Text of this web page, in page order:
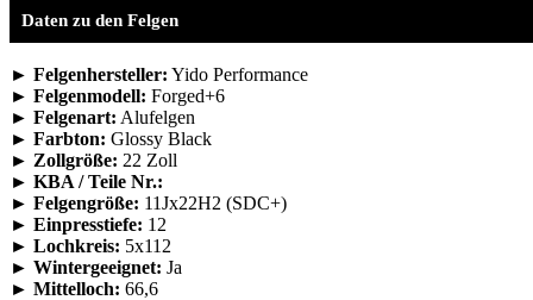
Daten zu den Felgen
► Felgenhersteller: Yido Performance
► Felgenmodell: Forged+6
► Felgenart: Alufelgen
► Farbton: Glossy Black
► Zollgröße: 22 Zoll
► KBA / Teile Nr.:
► Felgengröße: 11Jx22H2 (SDC+)
► Einpresstiefe: 12
► Lochkreis: 5x112
► Wintergeeignet: Ja
► Mittelloch: 66,6